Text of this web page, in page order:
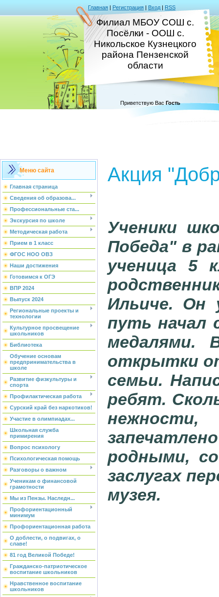
Главная | Регистрация | Вход | RSS
Филиал МБОУ СОШ с.
Посёлки - ООШ с.
Никольское Кузнецкого
района Пензенской
области
Приветствую Вас Гость
Меню сайта
Главная страница
Сведения об образова...
Профессиональные ста...
Экскурсия по школе
Методическая работа
Прием в 1 класс
ФГОС НОО ОВЗ
Наши достижения
Готовимся к ОГЭ
ВПР 2024
Выпуск 2024
Региональные проекты и
технологии
Культурное просвещение
школьников
Библиотека
Обучение основам
предпринимательства в
школе
Развитие физкультуры и
спорта
Профилактическая работа
Сурский край без наркотиков!
Участие в олимпиадах...
Школьная служба
примирения
Вопрос психологу
Психологическая помощь
Разговоры о важном
Ученикам о финансовой
грамотности
Мы из Пензы. Наследн...
Профориентационный
минимум
Профориентационная работа
О доблести, о подвигах, о
славе!
81 год Великой Победе!
Гражданско-патриотическое
воспитание школьников
Нравственное воспитание
школьников
Акция
Ученики
Победа" в
ученица 5
Ильиче. Он
путь начал
медалями.
открытки
семьи.
ребят.
родными,
заслугах
музея.